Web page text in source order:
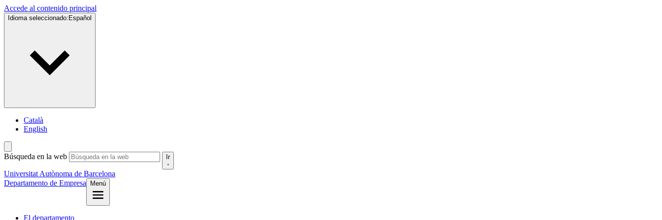
Accede al contenido principal
Idioma seleccionado: Español
Català
English
Búsqueda en la web Ir
Universitat Autònoma de Barcelona
Departamento de Empresa
Menú
El departamento